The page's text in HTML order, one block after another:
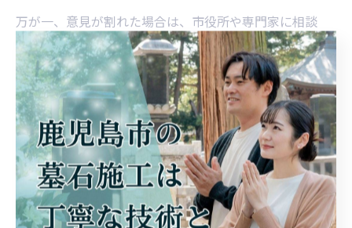
万が一、意見が割れた場合は、市役所や専門家に相談
し、第三者の意見を交えることで冷静な判断につなげる
ことができます。家族会議を通じて、納得と安心の墓じ
まいを実現しましょう。
専門家による墓じまい相談活用の利点
墓じまいは一度きりの大切な手続きであり、専門家のサ
ポートを受けることで多くのメリットがあります。特に
伊佐市では、市役所や実績のある業者が相談窓口を設け